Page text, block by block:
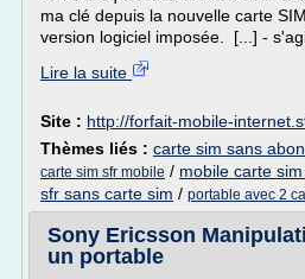
ma clé depuis la nouvelle carte
version logiciel imposée. [...] -
Lire la suite
Site : http://forfait-mobile-
Thèmes liés : carte sim sans
carte sim sfr mobile / mobile carte
sfr sans carte sim / portable avec 2
Sony Ericsson
un portable